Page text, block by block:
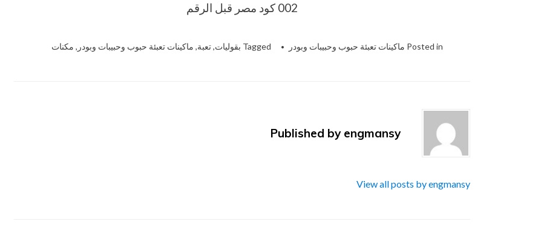
002 كود مصر قبل الرقم​
Posted in ماكينات تعبئة حبوب وحبيبات وبودر Tagged بقوليات,تعبة, ماكينات تعبئة حبوب وحبيبات وبودر , مكنات
Published by engmansy
View all posts by engmansy